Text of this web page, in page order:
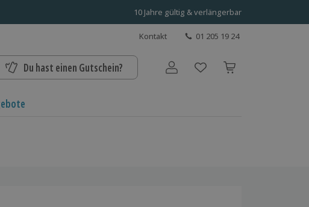
10 Jahre gültig & verlängerbar
Kontakt 01 205 19 24
Du hast einen Gutschein? Benutzerkonto